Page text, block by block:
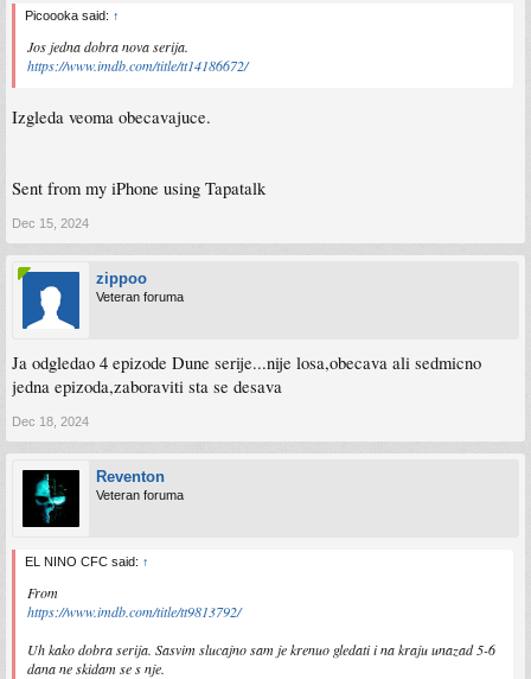
Picoooka said: ↑
Jos jedna dobra nova serija.
https://www.imdb.com/title/tt14186672/
Izgleda veoma obecavajuce.
Sent from my iPhone using Tapatalk
Dec 15, 2024
zippoo
Veteran foruma
Ja odgledao 4 epizode Dune serije...nije losa,obecava ali sedmicno
jedna epizoda,zaboraviti sta se desava
Dec 18, 2024
Reventon
Veteran foruma
EL NINO CFC said: ↑
From
https://www.imdb.com/title/tt9813792/
Uh kako dobra serija. Sasvim slucajno sam je krenuo gledati i na kraju unazad 5-6
dana ne skidam se s nje.